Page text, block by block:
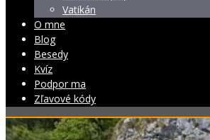
Vatikán
O mne
Blog
Besedy
Kvíz
Podpor ma
Zľavové kódy